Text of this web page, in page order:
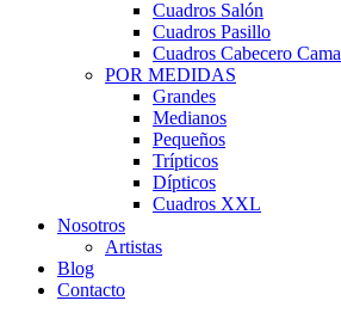
Cuadros Salón
Cuadros Pasillo
Cuadros Cabecero Cama
POR MEDIDAS
Grandes
Medianos
Pequeños
Trípticos
Dípticos
Cuadros XXL
Nosotros
Artistas
Blog
Contacto